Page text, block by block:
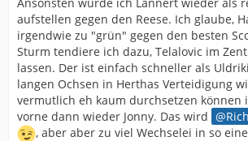
aufstellen gegen den Reese. Ich glaube,
irgendwie zu "grün" gegen den besten
Sturm tendiere ich dazu, Telalovic im
lassen. Der ist einfach schneller als
langen Ochsen in Herthas Verteidigung
vermutlich eh kaum durchsetzen können
vorne dann wieder Jonny. Das wird
, aber aber zu viel Wechselei in so